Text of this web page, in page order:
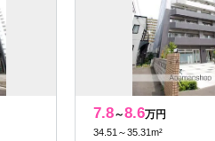
7.8～8.6万円
34.51～35.31m²